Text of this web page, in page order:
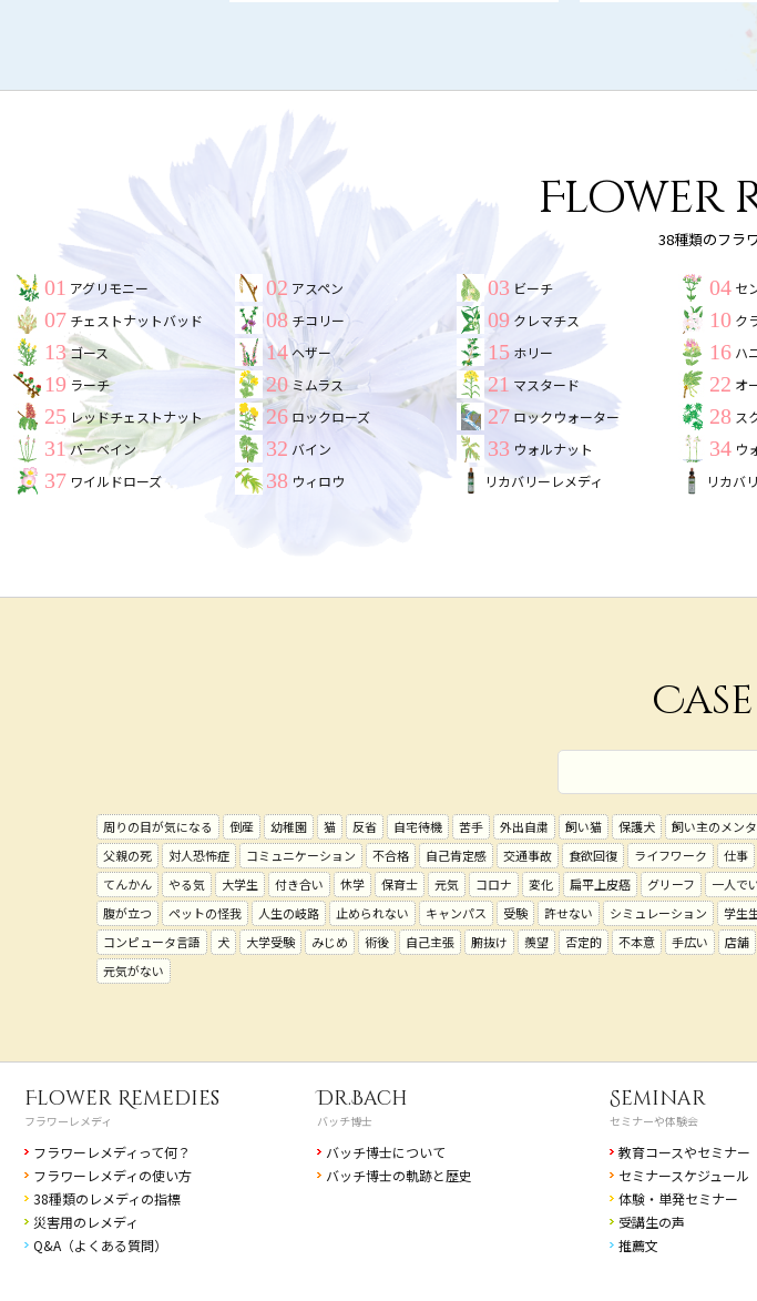
Flower
38種類のフラ
01 アグリモニー 02 アスペン 03 ビーチ 04 セ
07 チェストナットバッド 08 チコリー 09 クレマチス 10 ク
13ゴース 14 ヘザー 15 ホリー 16 ハ
19 ラーチ 20 ミムラス 21 マスタード 22 オ
25 レッドチェストナット 26 ロックローズ 27 ロックウォーター 28 ス
31バーベイン 32 バイン 33 ウォルナット 34 ウ
37 ワイルドローズ 38 ウィロウ リカバリーレメディ リカバ
Case
周りの目が気になる 倒産 幼稚園 猫 反省 自宅待機 苦手 外出自粛 飼い猫 保護犬 飼い主のメン
父親の死
対人恐怖症 コミュニケーション 不合格 自己肯定感 交通事故 食欲回復 ライフワーク 仕事
てんかん
やる気 大学生 付き合い 休学 保育士 元気 コロナ 変化 扁平上皮癌 グリーフ 一人で
腹が立つ
ペットの怪我 人生の岐路 止められない キャンパス 受験 許せない シミュレーション 学生
コンピュータ言語
犬 大学受験 みじめ 術後 自己主張 腑抜け 羨望 否定的 不本意 手広い 店舗
元気がない
Flower Remedies
フラワーレメディ
フラワーレメディって何？
フラワーレメディの使い方
38種類のレメディの指標
災害用のレメディ
Q&A（よくある質問）
Dr.Bach
バッチ博士
バッチ博士について
バッチ博士の軌跡と歴史
Seminar
セミナーや体験会
教育コースやセミナー
セミナースケジュール
体験・単発セミナー
受講生の声
推薦文